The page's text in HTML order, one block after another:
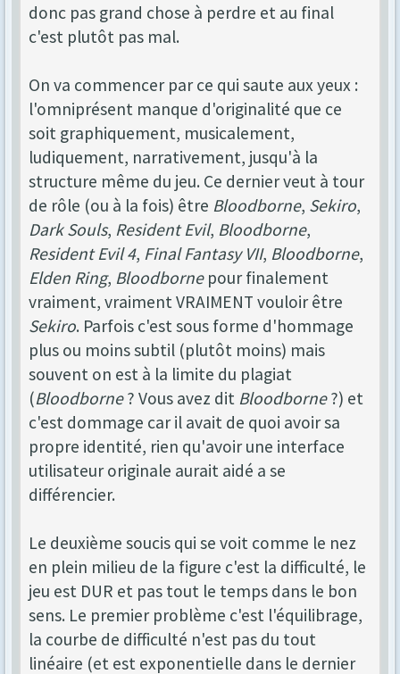
donc pas grand chose à perdre et au final
c'est plutôt pas mal.
On va commencer par ce qui saute aux yeux :
l'omniprésent manque d'originalité que ce
soit graphiquement, musicalement,
ludiquement, narrativement, jusqu'à la
structure même du jeu. Ce dernier veut à tour
de rôle (ou à la fois) être Bloodborne, Sekiro,
Dark Souls, Resident Evil, Bloodborne,
Resident Evil 4, Final Fantasy VII, Bloodborne,
Elden Ring, Bloodbornepour finalement
vraiment, vraiment VRAIMENT vouloir être
Sekiro. Parfois c'est sous forme d'hommage
plus ou moins subtil (plutôt moins) mais
souvent on est à la limite du plagiat
(Bloodborne? Vous avez dit Bloodborne?) et
c'est dommage car il avait de quoi avoir sa
propre identité, rien qu'avoir une interface
utilisateur originale aurait aidé a se
différencier.
Le deuxième soucis qui se voit comme le nez
en plein milieu de la figure c'est la difficulté, le
jeu est DUR et pas tout le temps dans le bon
sens. Le premier problème c'est l'équilibrage,
la courbe de difficulté n'est pas du tout
linéaire (et est exponentielle dans le dernier